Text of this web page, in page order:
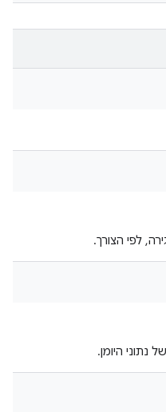
לפי הצורך.